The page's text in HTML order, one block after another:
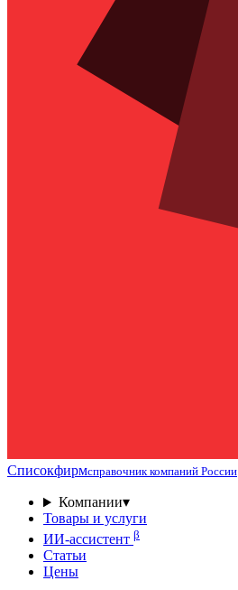
Списокфирмсправочник компаний России
Компании▾
Товары и услуги
ИИ-ассистент β
Статьи
Цены